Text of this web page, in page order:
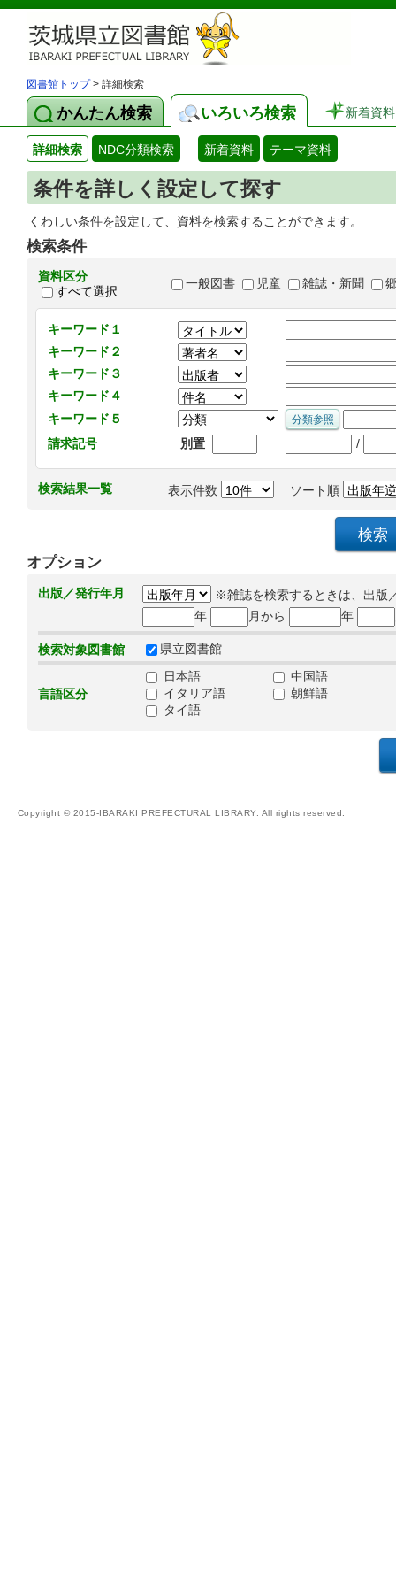
図書館トップ> 詳細検索
かんたん検索 いろいろ検索 新着資料
詳細検索 NDC分類検索 新着資料 テーマ資料
条件を詳しく設定して探す
くわしい条件を設定して、資料を検索することができます。
検索条件
資料区分
すべて選択
一般図書 児童 雑誌・新聞
キーワード１
キーワード２
キーワード３
キーワード４
キーワード５
請求記号
別置 /
検索結果一覧 表示件数 ソート順
オプション
出版／発行年月
※雑誌を検索するときは、出版
年
月から 年
検索対象図書館 県立図書館
言語区分
日本語
中国語
イタリア語
朝鮮語
タイ語
Copyright © 2015-IBARAKI PREFECTURAL LIBRARY. All rights reserved.